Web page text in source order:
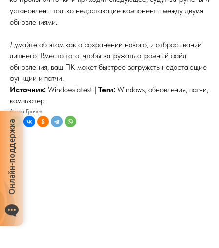
установлены только недостающие компоненты между двумя
обновлениями.
Думайте об этом как о сохранении нового, и отбрасывании
лишнего. Вместо того, чтобы загружать огромный файл
обновления, ваш ПК может быстрее загружать недостающие
функции и патчи.
Источник: Windowslatest | Теги: Windows, обновления, патчи,
компьютер
Антон Грачев
Онлайн-поддержка